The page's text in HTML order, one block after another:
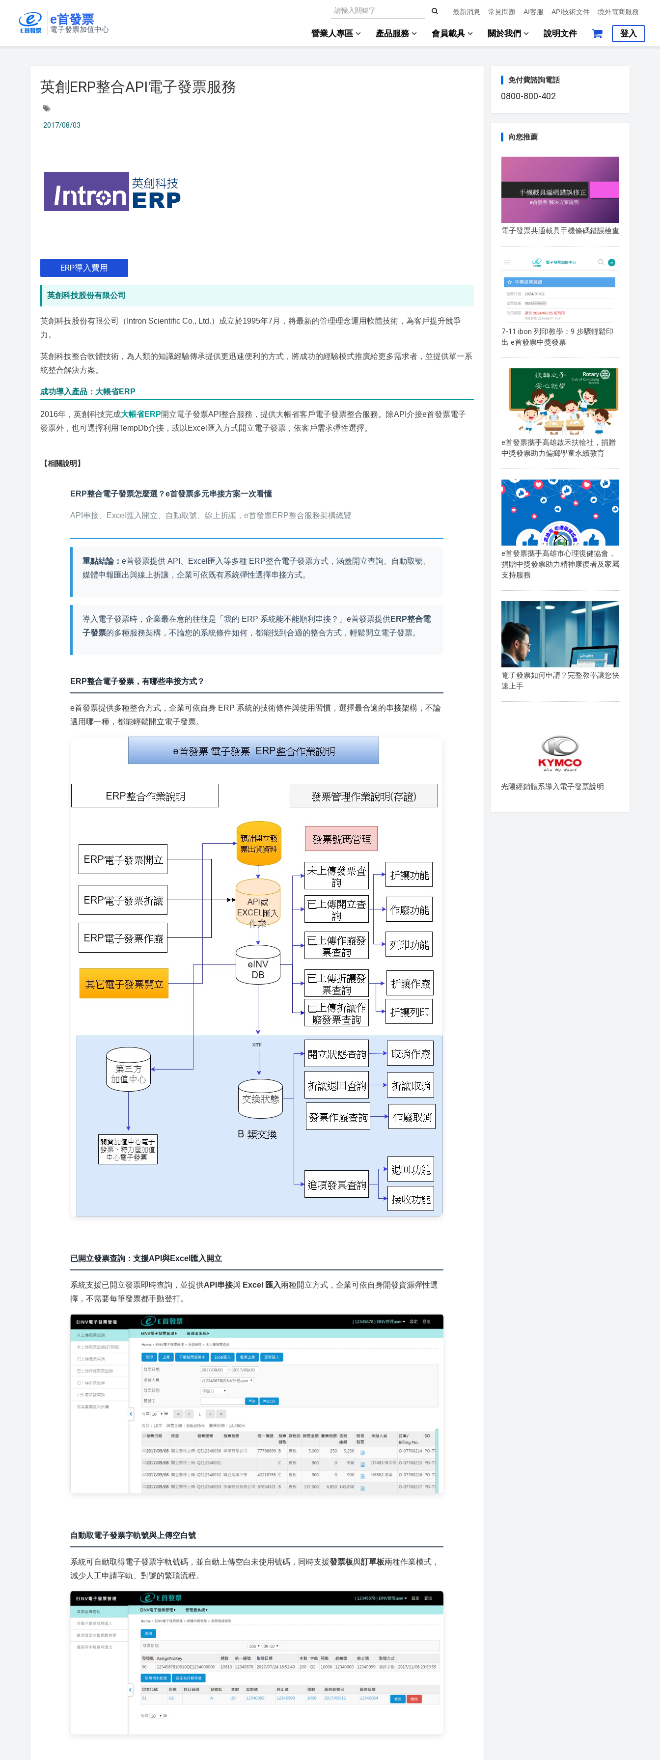
e首發票
電子發票加值中心
最新消息 常見問題 AI客服 API技術文件 境外電商服務
營業人專區 產品服務 會員載具 關於我們 說明文件 登入
英創ERP整合API電子發票服務
2017/08/03
ERP導入費用
英創科技股份有限公司
英創科技股份有限公司（Intron Scientific Co., Ltd.）成立於1995年7月，將最新的管理理念運用軟體技術，為客戶提升競爭
力。
英創科技整合軟體技術，為人類的知識經驗傳承提供更迅速便利的方式，將成功的經驗模式推廣給更多需求者，並提供單一系
統整合解決方案。
成功導入產品：大帳省ERP
2016年，英創科技完成大帳省ERP開立電子發票API整合服務，提供大帳省客戶電子發票整合服務。除API介接e首發票電子
發票外，也可選擇利用TempDb介接，或以Excel匯入方式開立電子發票，依客戶需求彈性選擇。
【相關說明】
ERP整合電子發票怎麼選？e首發票多元串接方案一次看懂
API串接、Excel匯入開立、自動取號、線上折讓，e首發票ERP整合服務架構總覽
重點結論：e首發票提供 API、Excel匯入等多種 ERP整合電子發票方式，涵蓋開立查詢、自動取號、
媒體申報匯出與線上折讓，企業可依既有系統彈性選擇串接方式。
導入電子發票時，企業最在意的往往是「我的 ERP 系統能不能順利串接？」e首發票提供ERP整合電
子發票的多種服務架構，不論您的系統條件如何，都能找到合適的整合方式，輕鬆開立電子發票。
ERP整合電子發票，有哪些串接方式？
e首發票提供多種整合方式，企業可依自身 ERP 系統的技術條件與使用習慣，選擇最合適的串接架構，不論
選用哪一種，都能輕鬆開立電子發票。
已開立發票查詢：支援API與Excel匯入開立
系統支援已開立發票即時查詢，並提供API串接與 Excel 匯入兩種開立方式，企業可依自身開發資源彈性選
擇，不需要每筆發票都手動登打。
自動取電子發票字軌號與上傳空白號
系統可自動取得電子發票字軌號碼，並自動上傳空白未使用號碼，同時支援發票板與訂單板兩種作業模式，
減少人工申請字軌、對號的繁瑣流程。
免付費諮詢電話
0800-800-402
向您推薦
電子發票共通載具手機條碼錯誤檢查
7-11 ibon 列印教學：9 步驟輕鬆印
出 e首發票中獎發票
e首發票攜手高雄啟禾扶輪社，捐贈
中獎發票助力偏鄉學童永續教育
e首發票攜手高雄市心理復健協會，
捐贈中獎發票助力精神康復者及家屬
支持服務
電子發票如何申請？完整教學讓您快
速上手
光陽經銷體系導入電子發票說明